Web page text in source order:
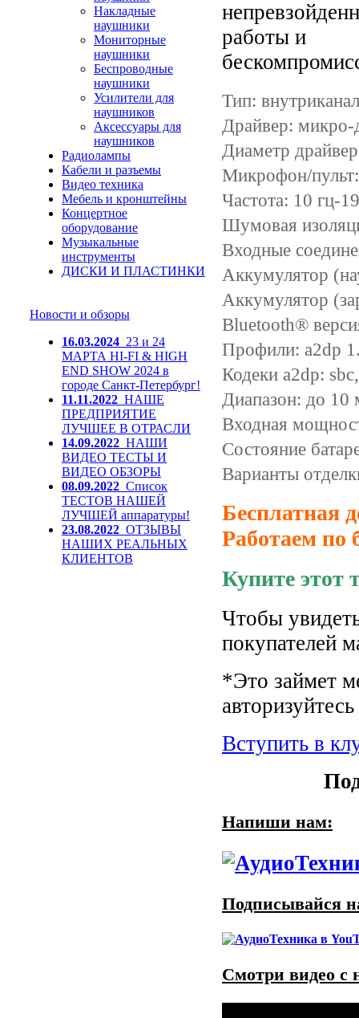
Накладные
наушники
Мониторные
наушники
Беспроводные
наушники
Усилители для
наушников
Аксессуары для
наушников
Радиолампы
Кабели и разъемы
Видео техника
Мебель и кронштейны
Концертное
оборудование
Музыкальные
инструменты
ДИСКИ И ПЛАСТИНКИ
Новости и обзоры
16.03.2024 23 и 24
МАРТА HI-FI & HIGH
END SHOW 2024 в
городе Санкт-Петербург!
11.11.2022 НАШЕ
ПРЕДПРИЯТИЕ
ЛУЧШЕЕ В ОТРАСЛИ
14.09.2022 НАШИ
ВИДЕО ТЕСТЫ И
ВИДЕО ОБЗОРЫ
08.09.2022 Список
ТЕСТОВ НАШЕЙ
ЛУЧШЕЙ аппаратуры!
23.08.2022 ОТЗЫВЫ
НАШИХ РЕАЛЬНЫХ
КЛИЕНТОВ
работы и
Тип:
Драйвер:
Диаметр
Микрофон/
Частота: 10 гц-
Шумовая
Входные
Аккумулятор
Аккумулятор
Bluetooth®
Профили: a2dp
Кодеки a2dp:
Диапазон: до 10
Входная
Состояние
Варианты
Бесплатная
Работаем по
Купите этот
Чтобы
покупателей
*Это займет
Вступить в
Напиши нам:
Подписывайся
Смотри видео с